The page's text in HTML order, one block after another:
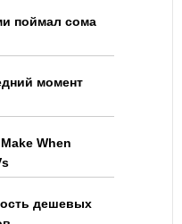
поймал сома
момент
When
дешевых